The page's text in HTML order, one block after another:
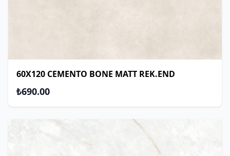
60X120 CEMENTO BONE MATT REK.END
₺690.00